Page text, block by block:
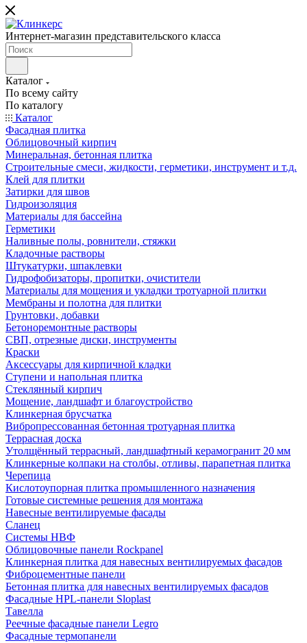
Интернет-магазин представительского класса
Каталог
По всему сайту
По каталогу
Каталог
Фасадная плитка
Облицовочный кирпич
Минеральная, бетонная плитка
Строительные смеси, жидкости, герметики, инструмент и т.д.
Клей для плитки
Затирки для швов
Гидроизоляция
Материалы для бассейна
Герметики
Наливные полы, ровнители, стяжки
Кладочные растворы
Штукатурки, шпаклевки
Гидрофобизаторы, пропитки, очистители
Материалы для мощения и укладки тротуарной плитки
Мембраны и полотна для плитки
Грунтовки, добавки
Бетоноремонтные растворы
СВП, отрезные диски, инструменты
Краски
Аксессуары для кирпичной кладки
Ступени и напольная плитка
Cтеклянный кирпич
Мощение, ландшафт и благоустройство
Клинкерная брусчатка
Вибропрессованная бетонная тротуарная плитка
Террасная доска
Утолщённый террасный, ландшафтный керамогранит 20 мм
Клинкерные колпаки на столбы, отливы, парапетная плитка
Черепица
Кислотоупорная плитка промышленного назначения
Готовые системные решения для монтажа
Навесные вентилируемые фасады
Сланец
Системы НВФ
Облицовочные панели Rockpanel
Клинкерная плитка для навесных вентилируемых фасадов
Фиброцементные панели
Бетонная плитка для навесных вентилируемых фасадов
Фасадные HPL-панели Sloplast
Тавелла
Реечные фасадные панели Legro
Фасадные термопанели